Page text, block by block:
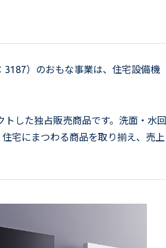
）のおもな事業は、住宅設備機
した独占販売商品です。洗面・水回
宅にまつわる商品を取り揃え、売上